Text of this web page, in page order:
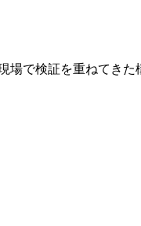
で検証を重ねてき